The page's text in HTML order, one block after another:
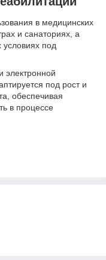
в медицинских
и санаториях, а
под
электронной
под рост и
обеспечивая
в процессе